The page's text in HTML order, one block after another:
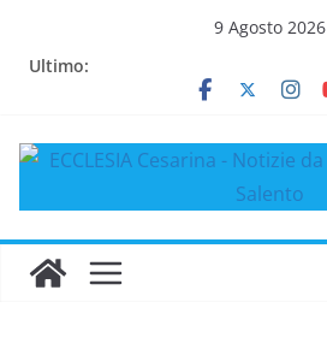
9 Agosto 2026
Ultimo: